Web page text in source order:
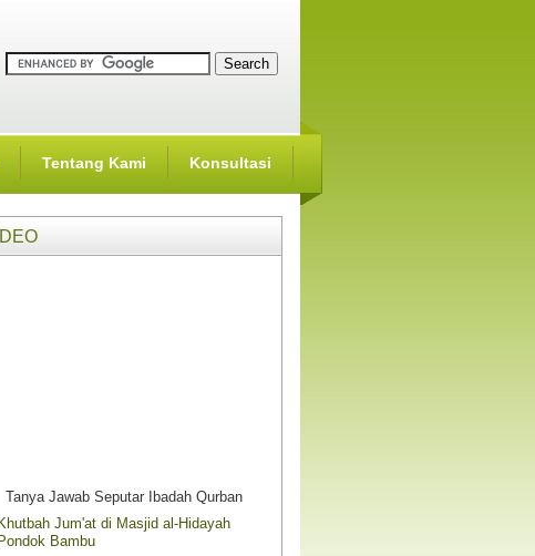
Tentang Kami Konsultasi
Tanya Jawab Seputar Ibadah Qurban
Khutbah Jum'at di Masjid al-Hidayah
Pondok Bambu